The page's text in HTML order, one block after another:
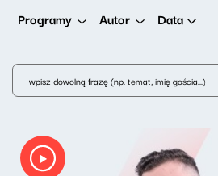
Programy Autor Data